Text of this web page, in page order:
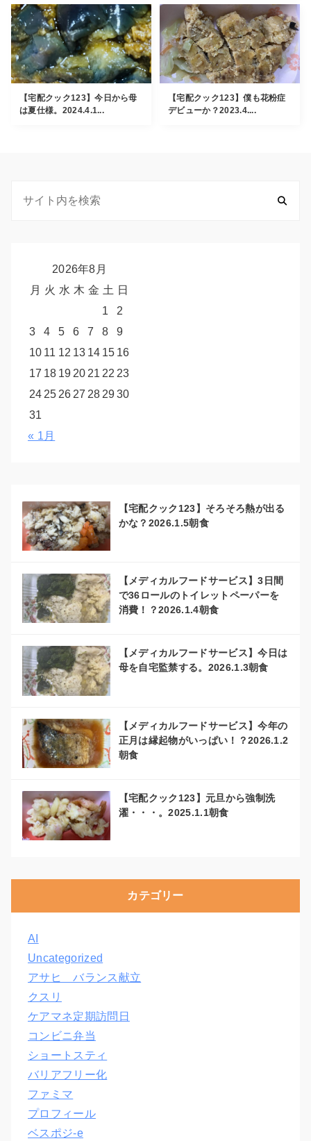
【宅配クック123】今日から母
は夏仕様。2024.4.1...
【宅配クック123】僕も花粉症
デビューか？2023.4....
2026年8月
月 火 水 木 金 土 日
1
2
3
4 5 6 7 8
9
10 11 12 13 14 15 16
17 18 19 20 21 22 23
24 25 26 27 28 2930
31
« 1月
【宅配クック123】そろそろ熱が出る
かな？2026.1.5朝食
【メディカルフードサービス】3日間
で36ロールのトイレットペーパーを
消費！？2026.1.4朝食
【メディカルフードサービス】今日は
母を自宅監禁する。2026.1.3朝食
【メディカルフードサービス】今年の
正月は縁起物がいっぱい！？2026.1.2
朝食
【宅配クック123】元旦から強制洗
濯・・・。2025.1.1朝食
カテゴリー
AI
Uncategorized
アサヒ バランス献立
クスリ
ケアマネ定期訪問日
コンビニ弁当
ショートスティ
バリアフリー化
ファミマ
プロフィール
ベスポジ-e